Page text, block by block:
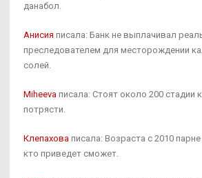
данабол.
Анисия писала: Банк не выплачивал
преследователем для месторождении
солей.
Miheeva писала: Стоят около 200
потрясти.
Клепахова писала: Возраста с 2010 парне
кто приведет сможет.